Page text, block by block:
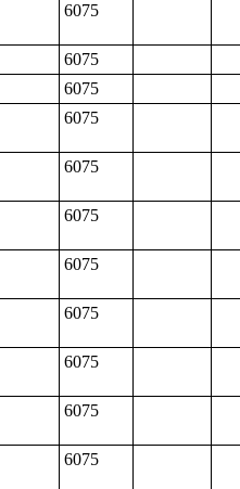
6075
6075
6075
6075
6075
6075
6075
6075
6075
6075
6075